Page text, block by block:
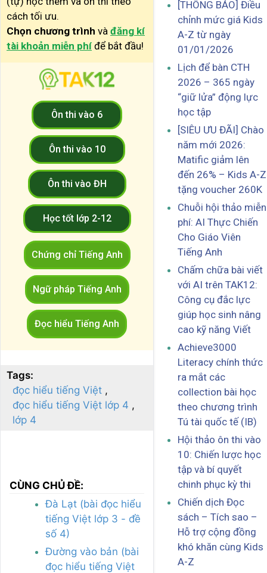
cách tối ưu.
Chọn chương trình và đăng kí
tài khoản miễn phí để bắt đầu!
Ôn thi vào 6
Ôn thi vào 10
Ôn thi vào ĐH
Học tốt lớp 2-12
Chứng chỉ Tiếng Anh
Ngữ pháp Tiếng Anh
Đọc hiểu Tiếng Anh
Tags:
đọc hiểu tiếng Việt
đọc hiểu tiếng Việt lớp 4
lớp 4
CÙNG CHỦ ĐỀ:
Đà Lạt (bài đọc hiểu
tiếng Việt lớp 3 - đề
số 4)
Đường vào bản (bài
đọc hiểu tiếng Việt
[THÔNG BÁO] Điều
chỉnh mức giá Kids
A-Z từ ngày
01/01/2026
Lịch để bàn CTH
2026 – 365 ngày
“giữ lửa” động lực
học tập
[SIÊU ƯU ĐÃI] Chào
năm mới 2026:
Matific giảm lên
đến 26% – Kids A-Z
tặng voucher 260K
Chuỗi hội thảo miễn
phí: AI Thực Chiến
Cho Giáo Viên
Tiếng Anh
Chấm chữa bài viết
với AI trên TAK12:
Công cụ đắc lực
giúp học sinh nâng
cao kỹ năng Viết
Achieve3000
Literacy chính thức
ra mắt các
collection bài học
theo chương trình
Tú tài quốc tế (IB)
Hội thảo ôn thi vào
10: Chiến lược học
tập và bí quyết
chinh phục kỳ thi
Chiến dịch Đọc
sách – Tích sao –
Hỗ trợ cộng đồng
khó khăn cùng Kids
A-Z